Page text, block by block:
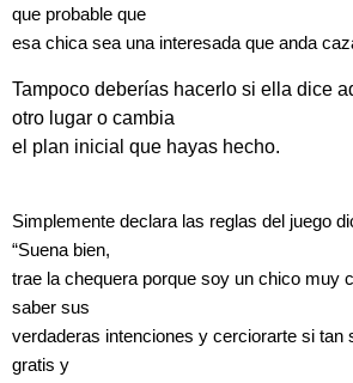
que probable que
esa chica sea una interesada que anda
Tampoco deberías hacerlo si ella dice
otro lugar o cambia
el plan inicial que hayas hecho.
Simplemente declara las reglas del juego
“Suena bien,
trae la chequera porque soy un chico muy
saber sus
verdaderas intenciones y cerciorarte si tan
gratis y